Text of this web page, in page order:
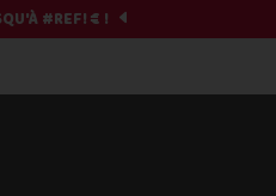
#REF!€ !